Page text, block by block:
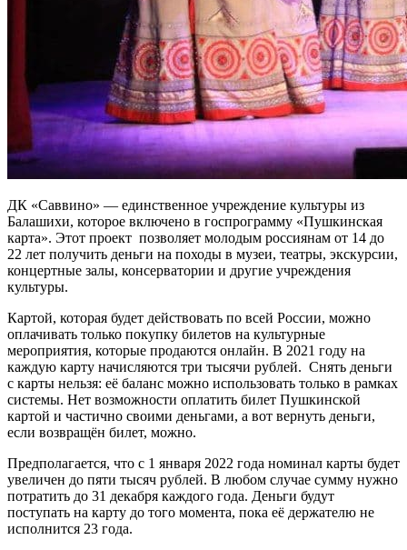
ДК «Саввино» — единственное учреждение культуры из
Балашихи, которое включено в госпрограмму «Пушкинская
карта». Этот проект позволяет молодым россиянам от 14 до
22 лет получить деньги на походы в музеи, театры, экскурсии,
концертные залы, консерватории и другие учреждения
культуры.
Картой, которая будет действовать по всей России, можно
оплачивать только покупку билетов на культурные
мероприятия, которые продаются онлайн. В 2021 году на
каждую карту начисляются три тысячи рублей. Снять деньги
с карты нельзя: её баланс можно использовать только в рамках
системы. Нет возможности оплатить билет Пушкинской
картой и частично своими деньгами, а вот вернуть деньги,
если возвращён билет, можно.
Предполагается, что с 1 января 2022 года номинал карты будет
увеличен до пяти тысяч рублей. В любом случае сумму нужно
потратить до 31 декабря каждого года. Деньги будут
поступать на карту до того момента, пока её держателю не
исполнится 23 года.